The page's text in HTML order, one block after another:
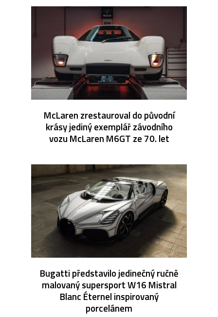
McLaren zrestauroval do původní
krásy jediný exemplář závodního
vozu McLaren M6GT ze 70. let
Bugatti představilo jedinečný ručně
malovaný supersport W16 Mistral
Blanc Éternel inspirovaný
porcelánem